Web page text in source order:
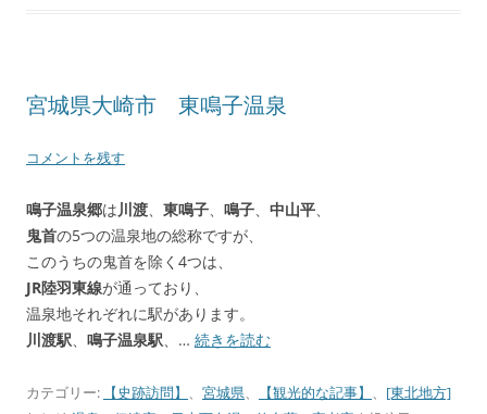
宮城県大崎市 東鳴子温泉
コメントを残す
鳴子温泉郷は川渡、 東鳴子、 鳴子、 中山平、
鬼首の5つの温泉地の総称ですが、
このうちの鬼首を除く4つは、
JR陸羽東線が通っており、
温泉地それぞれに駅があります。
川渡駅、 鳴子温泉駅、… 続きを読む
カテゴリー: 【史跡訪問】 、 宮城県、 【観光的な記事】 、 [東北地方]